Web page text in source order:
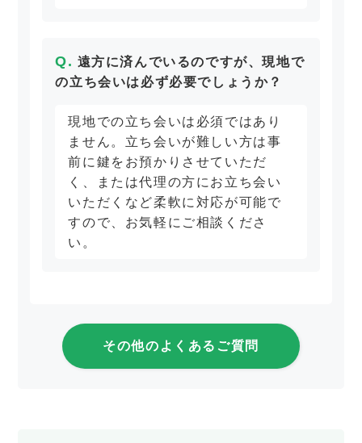
遠方に済んでいるのですが、現地で
の立ち会いは必ず必要でしょうか？
現地での立ち会いは必須ではあり
ません。立ち会いが難しい方は事
前に鍵をお預かりさせていただ
く、または代理の方にお立ち会い
いただくなど柔軟に対応が可能で
すので、お気軽にご相談くださ
い。
その他のよくあるご質問